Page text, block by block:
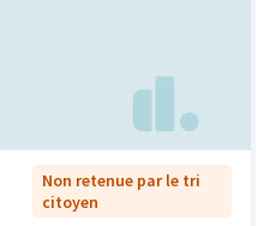
Non retenue par le tri
citoyen